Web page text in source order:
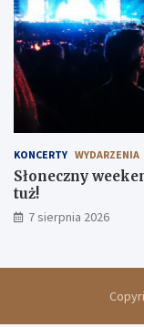
KONCERTY WYDARZENIA
Słoneczny
tuż!
7 sierpnia 2026